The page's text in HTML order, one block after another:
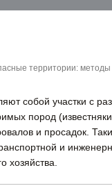
территории:
собой участки с
пород
и просадок.
и
хозяйства.